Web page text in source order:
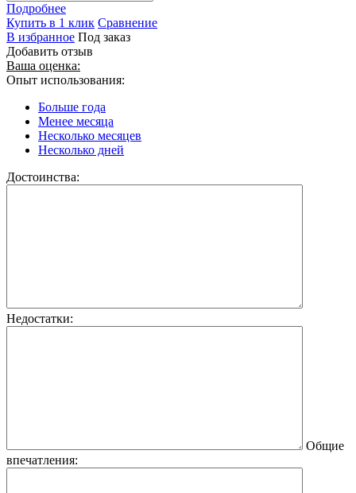
Подробнее
Купить в 1 клик Сравнение
В избранное Под заказ
Добавить отзыв
Ваша оценка:
Опыт использования:
Больше года
Менее месяца
Несколько месяцев
Несколько дней
Достоинства:
Недостатки:
Общие
впечатления: